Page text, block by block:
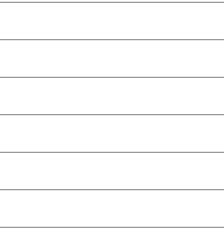
Tbilisi
Tartu maakond
Castilla y León
Basilicata
Molise
Veneto
Irbid Governorate